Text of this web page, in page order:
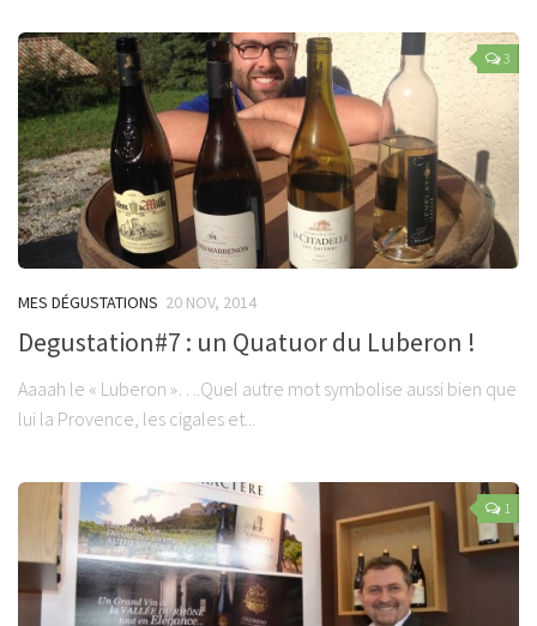
3
MES DÉGUSTATIONS 20 NOV, 2014
Degustation#7 : un Quatuor du Luberon !
Aaaah le « Luberon »….Quel autre mot symbolise aussi bien que
lui la Provence, les cigales et...
1